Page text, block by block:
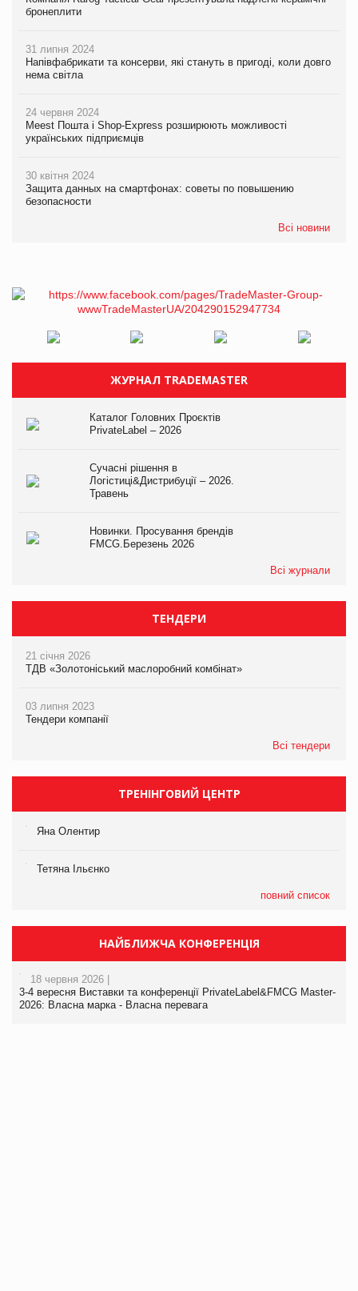
бронеплити
31 липня 2024
Напівфабрикати та консерви, які стануть в пригоді, коли довго
нема світла
24 червня 2024
Meest Пошта і Shop-Express розширюють можливості
українських підприємців
30 квітня 2024
Защита данных на смартфонах: советы по повышению
безопасности
Всі новини
ЖУРНАЛ TRADEMASTER
Каталог Головних Проєктів
PrivateLabel – 2026
Сучасні рішення в
Логістиці&Дистрибуції – 2026.
Травень
Новинки. Просування брендів
FMCG.Березень 2026
Всі журнали
ТЕНДЕРИ
21 січня 2026
ТДВ «Золотоніський маслоробний комбінат»
03 липня 2023
Тендери компанії
Всі тендери
ТРЕНІНГОВИЙ ЦЕНТР
Яна Олентир
Тетяна Ільєнко
повний список
НАЙБЛИЖЧА КОНФЕРЕНЦІЯ
18 червня 2026 |
3-4 вересня Виставки та конференції PrivateLabel&FMCG Master-
2026: Власна марка - Власна перевага